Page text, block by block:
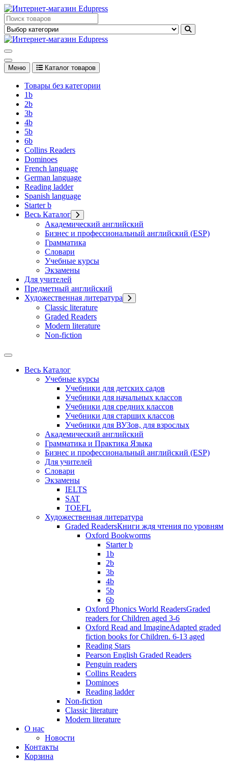
Перейти
к
содержимому
Edupress Uzbekistan, Edupress Узбекистан, книги, учебники на
английском языке
английском языке
Меню Каталог товаров
Товары без категории
1b
2b
3b
4b
5b
6b
Collins Readers
Dominoes
French language
German language
Reading ladder
Spanish language
Starter b
Весь Каталог
Академический английский
Бизнес и профессиональный английский (ESP)
Грамматика
Словари
Учебные курсы
Экзамены
Для учителей
Предметный английский
Художественная литература
Classic literature
Graded Readers
Modern literature
Non-fiction
Весь Каталог
Учебные курсы
Учебники для детских садов
Учебники для начальных классов
Учебники для средних классов
Учебники для старших классов
Учебники для ВУЗов, для взрослых
Академический английский
Грамматика и Практика Языка
Бизнес и профессиональный английский (ESP)
Для учителей
Словари
Экзамены
IELTS
SAT
TOEFL
Художественная литература
Graded ReadersКниги ждя чтения по уровням
Oxford Bookworms
Starter b
1b
2b
3b
4b
5b
6b
Oxford Phonics World ReadersGraded
readers for Children aged 3-6
Oxford Read and ImagineAdapted graded
fiction books for Children. 6-13 aged
Reading Stars
Pearson English Graded Readers
Penguin readers
Collins Readers
Dominoes
Reading ladder
Non-fiction
Classic literature
Modern literature
О нас
Новости
Контакты
Корзина